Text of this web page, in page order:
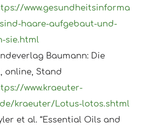
www.gesundheitsinforma
haare-aufgebaut-und-
sie.html
Baumann: Die
online, Stand
www.kraeuter-
kraeuter/Lotus-lotos.shtml
et al. “Essential Oils and